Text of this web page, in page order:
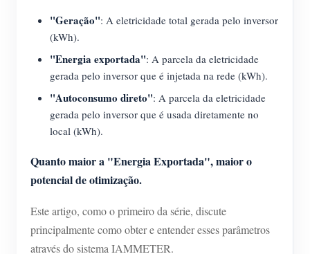
"Geração": A eletricidade total gerada pelo inversor
(kWh).
"Energia exportada": A parcela da eletricidade
gerada pelo inversor que é injetada na rede (kWh).
"Autoconsumo direto": A parcela da eletricidade
gerada pelo inversor que é usada diretamente no
local (kWh).
Quanto maior a "Energia Exportada", maior o
potencial de otimização.
Este artigo, como o primeiro da série, discute
principalmente como obter e entender esses parâmetros
através do sistema IAMMETER.